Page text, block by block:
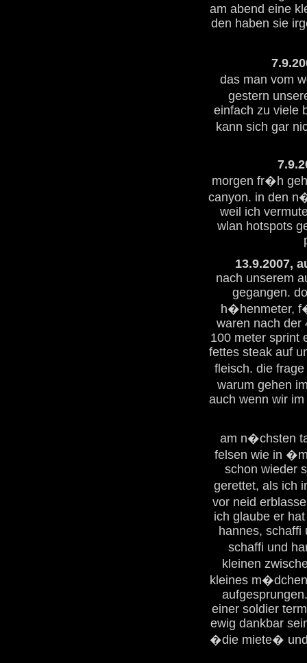
am abend eine
den haben sie
das man vom
gestern
einfach zu viele
kann sich gar
morgen fr�h
canyon. in den
weil ich
wlan hotspots
13.9.2007,
nach unserem
gegangen.
h�henmeter,
waren nach der
100 meter sprint
fettes steak auf
fleisch. die
warum gehen
auch wenn wir
am n�chsten
felsen wie in
schon wieder
gerettet, als ich
vor neid
ich glaube er
hannes, schaffi
schaffi und
kleinen
kleines
einer soldier
ewig dankbar
�die miete�